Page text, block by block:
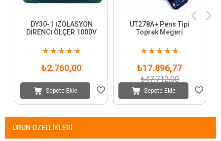
DY30-1 İZOLASYON
DİRENCİ ÖLÇER 1000V
★★★★★
₺2.760,00
Sepete Ekle
UT278A+ Pens Tipi
Toprak Megeri
★★★★★
₺17.896,77
₺47.712,00
Sepete Ekle
ÜRÜN ÖZELLIKLERI